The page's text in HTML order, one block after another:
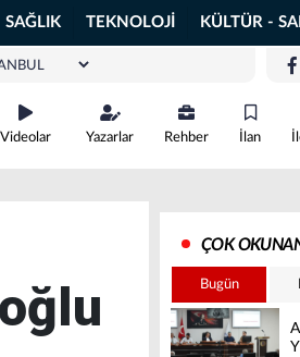
SAĞLIK TEKNOLOJİ KÜLTÜR -
Videolar Yazarlar Rehber İlan
ÇOK
Bugün